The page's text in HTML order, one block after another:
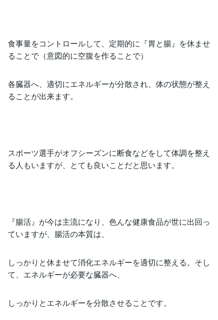
食事量をコントロールして、定期的に『胃と腸』を休ませ
ることで（意図的に空腹を作ることで）
各臓器へ、適切にエネルギーが分散され、体の状態が整え
ることが出来ます。
スポーツ選手がオフシーズンに断食などをして体調を整え
る人もいますが、とても良いことだと思います。
『腸活』が今は主流になり、色んな健康食品が世に出回っ
ていますが、腸活の本質は、
しっかりと休ませて消化エネルギーを適切に整える。そし
て、エネルギーが必要な臓器へ、
しっかりとエネルギーを分散させることです。